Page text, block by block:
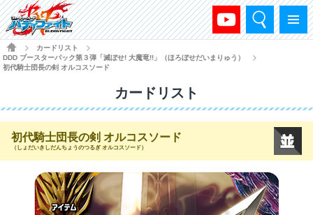
メニュー
検索
HOME
カードリスト
DDD ブースターパック第３弾「滅ぼせ! 大魔竜!!」（ほろぼせだいまりゅう）
初代騎士団長の剣 オルコスソード
カードリスト
初代騎士団長の剣 オルコスソード
（しょだいきしだんちょうのつるぎ オルコスソード）